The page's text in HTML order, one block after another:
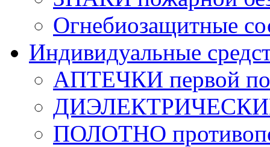
Огнебиозащитные
Индивидуальные
АПТЕЧКИ первой
ДИЭЛЕКТРИЧЕСКИЕ
ПОЛОТНО